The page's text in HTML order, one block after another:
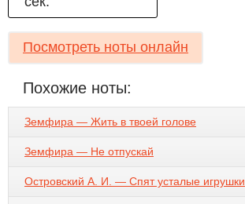
Посмотреть ноты онлайн
Похожие ноты:
Земфира — Жить в твоей голове
Земфира — Не отпускай
Островский А. И. — Спят усталые игрушки